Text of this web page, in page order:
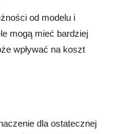
od modelu i
mogą mieć bardziej
wpływać na koszt
dla ostatecznej